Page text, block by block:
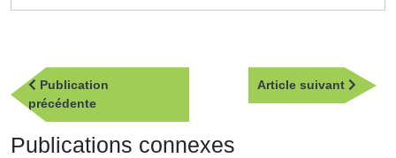
Navigation
de
l’article
Publication
précédentePublication
précédente
Article suivant
Article
Publications connexes